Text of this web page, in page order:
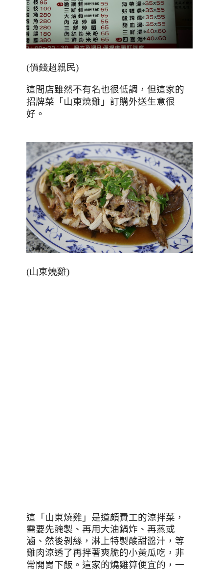
(價錢超親民)
這間店雖然不有名也很低調，但這家的
招牌菜「山東燒雞」訂購外送生意很
好。
(山東燒雞)
這「山東燒雞」是道頗費工的涼拌菜，
需要先醃製、再用大油鍋炸、再蒸或
滷、然後剝絲，淋上特製酸甜醬汁，等
雞肉涼透了再拌著爽脆的小黃瓜吃，非
常開胃下飯 。 這家的燒雞算便宜的，一